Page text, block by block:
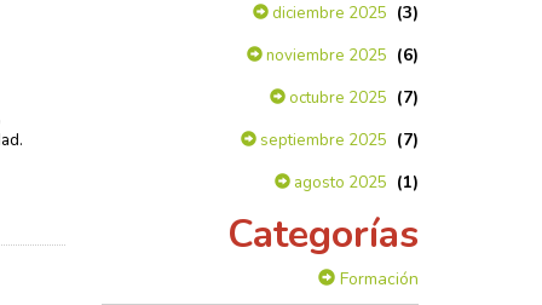
diciembre 2025 (3)
noviembre 2025 (6)
octubre 2025 (7)
septiembre 2025 (7)
agosto 2025 (1)
Categorías
Formación